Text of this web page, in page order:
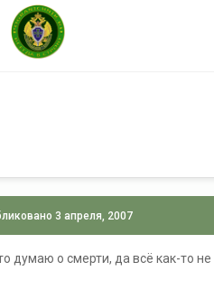
3 апреля, 2007
думаю о смерти, да всё как-то